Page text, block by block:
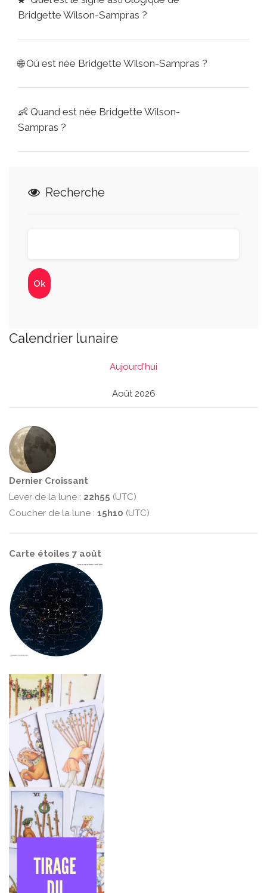
Bridgette Wilson-Sampras ?
🌐Où est née Bridgette Wilson-Sampras ?
👶 Quand est née Bridgette Wilson-
Sampras ?
Recherche
Calendrier lunaire
Aujourd'hui
Août 2026
Dernier Croissant
Lever de la lune : 22h55 (UTC)
Coucher de la lune : 15h10 (UTC)
Carte étoiles 7 août